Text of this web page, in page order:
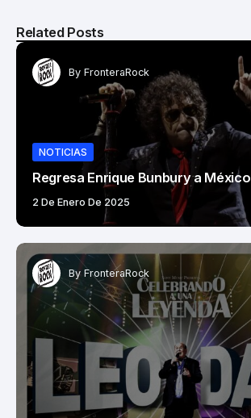
Related Posts
By FronteraRock
NOTICIAS
Regresa Enrique Bunbury a México
2 De Enero De 2025
By FronteraRock